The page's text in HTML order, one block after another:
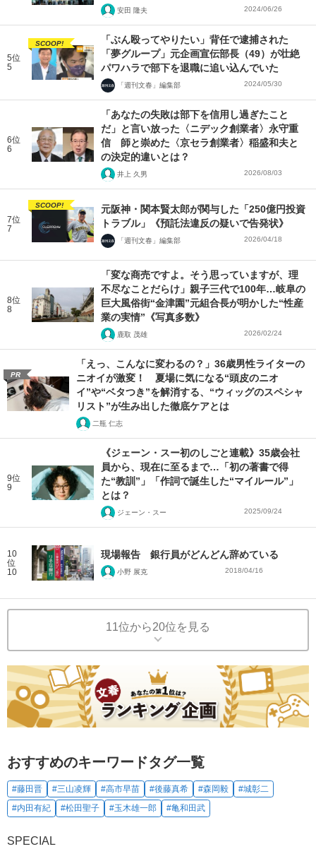
安田 隆夫 2024/06/26
5位
5
SCOOP!
「ぶん殴ってやりたい」背任で逮捕された
「夢グループ」元企画宣伝部長（49）が壮絶
パワハラで部下を退職に追い込んでいた
「週刊文春」編集部 2024/05/30
6位
6
「あなたの失敗は部下を信用し過ぎたこと
だ」と言い放った〈ニデック創業者〉永守重
信 師と崇めた〈京セラ創業者〉稲盛和夫と
の決定的違いとは？
井上 久男 2026/08/03
7位
7
SCOOP!
元阪神・関本賢太郎が関与した「250億円投資
トラブル」《預託法違反の疑いで告発状》
「週刊文春」編集部 2026/04/18
8位
8
「変な商売ですよ。そう思っていますが、理
不尽なことだらけ」親子三代で100年…岐阜の
巨大風俗街“金津園”元組合長が明かした“性産
業の実情”《写真多数》
鹿取 茂雄 2026/02/24
PR
「えっ、こんなに変わるの？」36歳男性ライターの
ニオイが激変！ 夏場に気になる“頭皮のニオ
イ”や“ベタつき”を解消する、“ウィッグのスペシャ
リスト”が生み出した徹底ケアとは
二瓶 仁志
9位
9
《ジェーン・スー初のしごと連載》35歳会社
員から、現在に至るまで…「初の著書で得
た“教訓”」「作詞で誕生した“マイルール”」
とは？
ジェーン・スー 2025/09/24
10
位
10
現場報告 銀行員がどんどん辞めている
小野 展克 2018/04/16
11位から20位を見る
おすすめのキーワードタグ一覧
#藤田晋 #三山凌輝 #高市早苗 #後藤真希 #森岡毅
#城彰二
#内田有紀
#松田聖子 #玉木雄一郎 #亀和田武
SPECIAL